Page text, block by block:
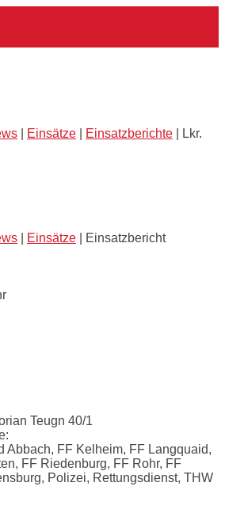
Einsätze Einsatzberichte
Lkr.
Einsätze
Einsatzbericht
Teugn 40/1
Abbach, FF Kelheim, FF Langquaid,
FF Riedenburg, FF Rohr, FF
Polizei, Rettungsdienst, THW